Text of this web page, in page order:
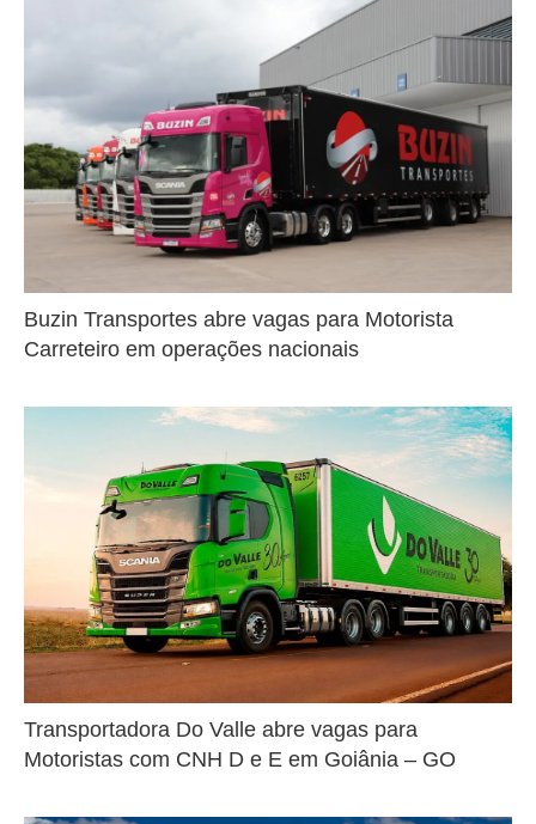
Buzin Transportes abre vagas para Motorista
Carreteiro em operações nacionais
Transportadora Do Valle abre vagas para
Motoristas com CNH D e E em Goiânia – GO